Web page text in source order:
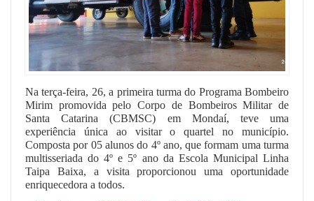
Na terça-feira, 26, a primeira turma do Programa Bombeiro
Mirim promovida pelo Corpo de Bombeiros Militar de
Santa Catarina (CBMSC) em Mondaí, teve uma
experiência única ao visitar o quartel no município.
Composta por 05 alunos do 4º ano, que formam uma turma
multisseriada do 4º e 5º ano da Escola Municipal Linha
Taipa Baixa, a visita proporcionou uma oportunidade
enriquecedora a todos.